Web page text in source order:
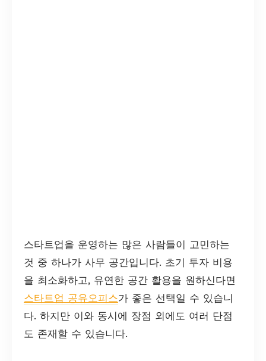
스타트업을 운영하는 많은 사람들이 고민하는
것 중 하나가 사무 공간입니다. 초기 투자 비용
을 최소화하고, 유연한 공간 활용을 원하신다면
스타트업 공유오피스가 좋은 선택일 수 있습니
다. 하지만 이와 동시에 장점 외에도 여러 단점
도 존재할 수 있습니다.